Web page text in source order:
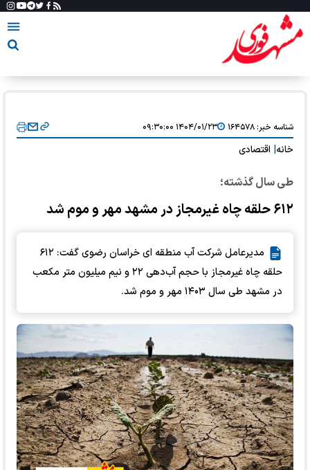
شناسه خبر:۱۶۴۵۷۸ ۱۴۰۴/۰۱/۲۳ ۰۹:۳۰:۰۰
خانه اقتصادی
طی سال گذشته؛
۶۱۲ حلقه چاه غیرمجاز در مشهد مهر و موم شد
مدیرعامل شرکت آب منطقه ای خراسان رضوی گفت: ۶۱۲
حلقه چاه غیرمجاز با حجم آب‌دهی ۲۲ و نیم میلیون متر مکعب
در مشهد طی سال ۱۴۰۳ مهر و موم شد.